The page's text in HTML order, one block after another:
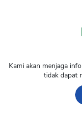
Kami akan menjaga
tidak dapat